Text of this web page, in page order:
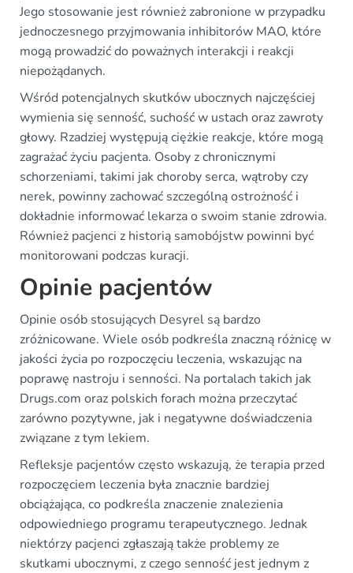
Jego stosowanie jest również zabronione w przypadku
jednoczesnego przyjmowania inhibitorów MAO, które
mogą prowadzić do poważnych interakcji i reakcji
niepożądanych.
Wśród potencjalnych skutków ubocznych najczęściej
wymienia się senność, suchość w ustach oraz zawroty
głowy. Rzadziej występują ciężkie reakcje, które mogą
zagrażać życiu pacjenta. Osoby z chronicznymi
schorzeniami, takimi jak choroby serca, wątroby czy
nerek, powinny zachować szczególną ostrożność i
dokładnie informować lekarza o swoim stanie zdrowia.
Również pacjenci z historią samobójstw powinni być
monitorowani podczas kuracji.
Opinie pacjentów
Opinie osób stosujących Desyrel są bardzo
zróżnicowane. Wiele osób podkreśla znaczną różnicę w
jakości życia po rozpoczęciu leczenia, wskazując na
poprawę nastroju i senności. Na portalach takich jak
Drugs.com oraz polskich forach można przeczytać
zarówno pozytywne, jak i negatywne doświadczenia
związane z tym lekiem.
Refleksje pacjentów często wskazują, że terapia przed
rozpoczęciem leczenia była znacznie bardziej
obciążająca, co podkreśla znaczenie znalezienia
odpowiedniego programu terapeutycznego. Jednak
niektórzy pacjenci zgłaszają także problemy ze
skutkami ubocznymi, z czego senność jest jednym z